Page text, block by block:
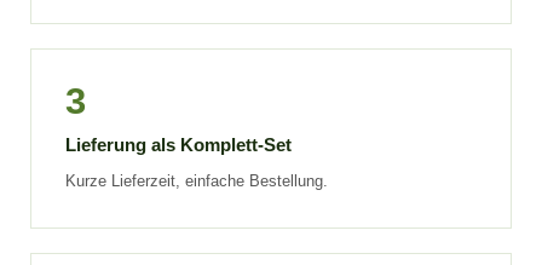
3
Lieferung als Komplett-Set
Kurze Lieferzeit, einfache Bestellung.